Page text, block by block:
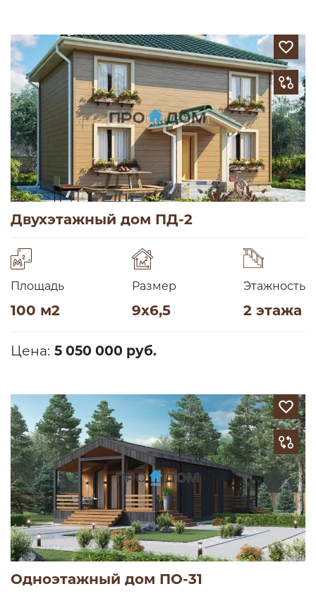
Двухэтажный дом ПД-2
Площадь
100 м2
Размер
9х6,5
Этажность
2 этажа
Цена: 5 050 000 руб.
Одноэтажный дом ПО-31